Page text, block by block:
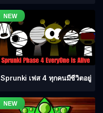
Sprunki เฟส 4 ทุกคนมีชีวิตอยู่